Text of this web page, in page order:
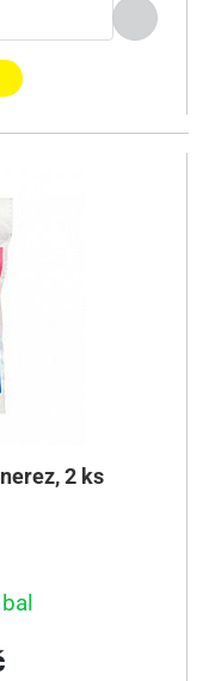
2 ks